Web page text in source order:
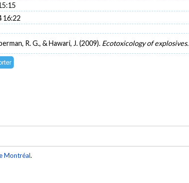
16:22
R. G., & Hawari, J. (2009). Ecotoxicology of explosives.
Montréal.